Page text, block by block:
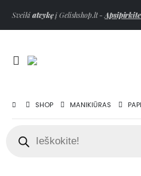
Sveikiatvykęį Gelishshop.lt -
SHOP MANIKIŪRAS